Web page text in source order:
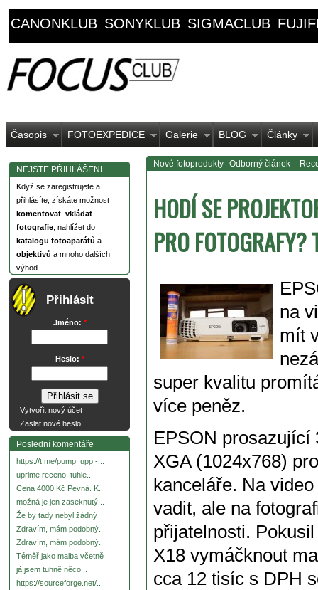
CANONKLUB SONYKLUB SIGMACLUB
Časopis FOTOEXPEDICE Galerie BLOG Články
NEJSTE PŘIHLÁŠENI
Když se zaregistrujete a
přihlásíte, získáte možnost
komentovat vkládat
fotografie , nahlížet do
katalogu fotoaparátů a
objektivů a mnoho dalších
výhod.
Přihlásit
Jméno: *
Heslo: *
Vytvořit nový účet
Zaslat nové heslo
Poslední komentáře
https://t.me/pump_upp -...
uprime receno, tuhle...
Cena 4000 Kč Pevná. K...
možná je jen zaseknutý...
Že by tady nebyl žádný
Zdravím, mám podobný...
Zdravím, mám podobný...
Téměř jako malba včetně
já jsem tuhně něco...
https://sourceforge.net/...
Nové fotoprodukty Odborný článek
HODÍ SE
PRO FOTOGRAFY?
na
mít
super kvalitu
více peněz.
EPSON prosazující
XGA (1024x768)
kanceláře. Na
vadit, ale na
přijatelnosti.
X18 vymáčknout
cca 12 tisíc s DPH